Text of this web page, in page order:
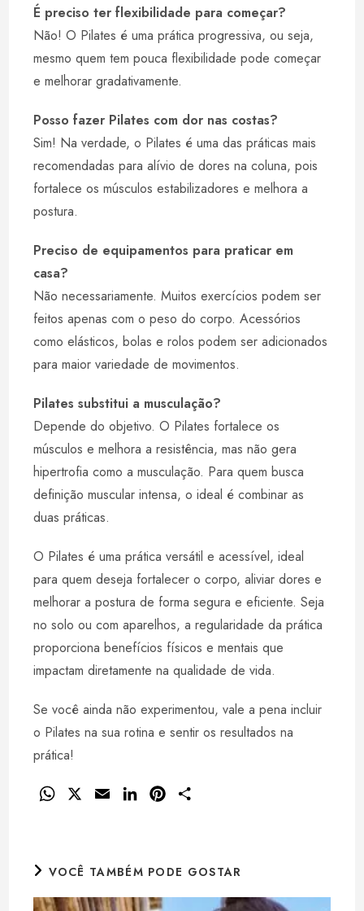
É preciso ter flexibilidade para começar?
Não! O Pilates é uma prática progressiva, ou seja,
mesmo quem tem pouca flexibilidade pode começar
e melhorar gradativamente.
Posso fazer Pilates com dor nas costas?
Sim! Na verdade, o Pilates é uma das práticas mais
recomendadas para alívio de dores na coluna, pois
fortalece os músculos estabilizadores e melhora a
postura.
Preciso de equipamentos para praticar em
casa?
Não necessariamente. Muitos exercícios podem ser
feitos apenas com o peso do corpo. Acessórios
como elásticos, bolas e rolos podem ser adicionados
para maior variedade de movimentos.
Pilates substitui a musculação?
Depende do objetivo. O Pilates fortalece os
músculos e melhora a resistência, mas não gera
hipertrofia como a musculação. Para quem busca
definição muscular intensa, o ideal é combinar as
duas práticas.
O Pilates é uma prática versátil e acessível, ideal
para quem deseja fortalecer o corpo, aliviar dores e
melhorar a postura de forma segura e eficiente. Seja
no solo ou com aparelhos, a regularidade da prática
proporciona benefícios físicos e mentais que
impactam diretamente na qualidade de vida.
Se você ainda não experimentou, vale a pena incluir
o Pilates na sua rotina e sentir os resultados na
prática!
W
s
A
l
e
d
e
r
e
VOCÊ TAMBÉM PODE GOSTAR